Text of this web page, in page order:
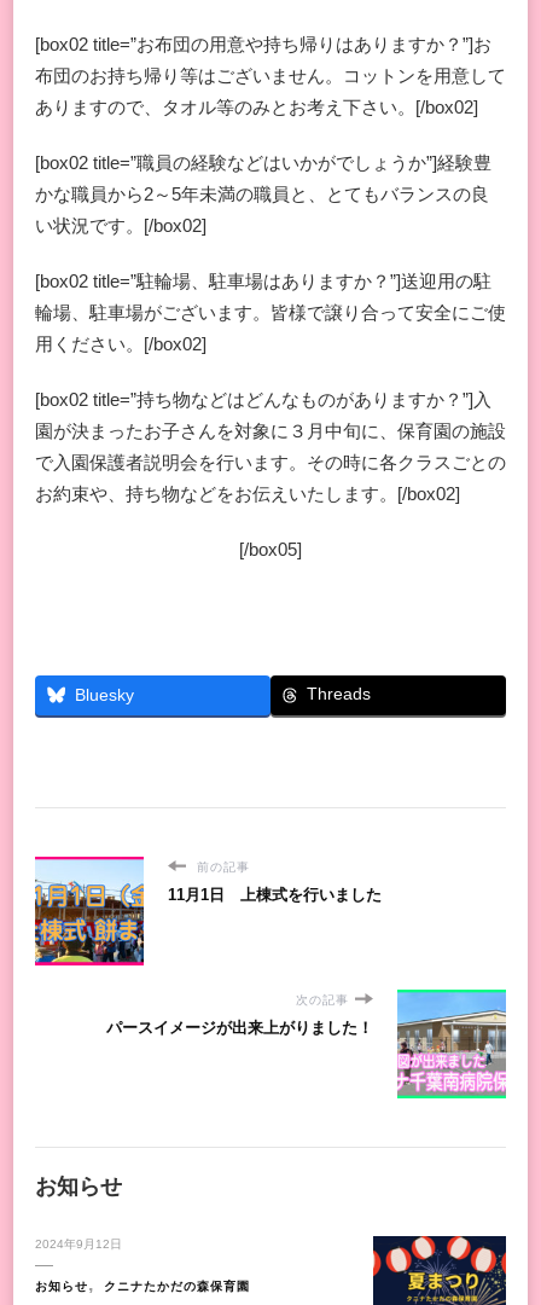
[box02 title=”お布団の用意や持ち帰りはありますか？”]お
布団のお持ち帰り等はございません。コットンを用意して
ありますので、タオル等のみとお考え下さい。[/box02]
[box02 title=”職員の経験などはいかがでしょうか”]経験豊
かな職員から2～5年未満の職員と、とてもバランスの良
い状況です。[/box02]
[box02 title=”駐輪場、駐車場はありますか？”]送迎用の駐
輪場、駐車場がございます。皆様で譲り合って安全にご使
用ください。[/box02]
[box02 title=”持ち物などはどんなものがありますか？”]入
園が決まったお子さんを対象に３月中旬に、保育園の施設
で入園保護者説明会を行います。その時に各クラスごとの
お約束や、持ち物などをお伝えいたします。[/box02]
[/box05]
Bluesky Threads
前の記事
11月1日 上棟式を行いました
次の記事
パースイメージが出来上がりました！
お知らせ
2024年9月12日
お知らせ クニナたかだの森保育園